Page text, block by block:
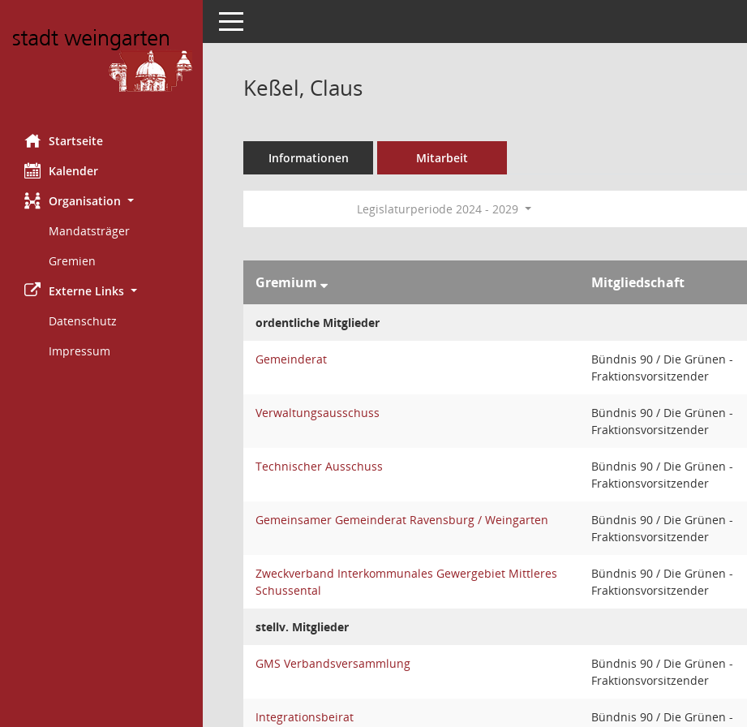
Startseite
Kalender
Organisation
Mandatsträger
Gremien
Externe Links
Datenschutz
Impressum
Toggle navigation
Keßel, Claus
Informationen Mitarbeit
Legislaturperiode 2024 - 2029
Gremium Mitgliedschaft
ordentliche Mitglieder
Gemeinderat
Bündnis 90 / Die Grünen -
Fraktionsvorsitzender
Verwaltungsausschuss
Bündnis 90 / Die Grünen -
Fraktionsvorsitzender
Technischer Ausschuss
Bündnis 90 / Die Grünen -
Fraktionsvorsitzender
Gemeinsamer Gemeinderat Ravensburg / Weingarten
Bündnis 90 / Die Grünen -
Fraktionsvorsitzender
Zweckverband Interkommunales Gewergebiet Mittleres
Schussental
Bündnis 90 / Die Grünen -
Fraktionsvorsitzender
stellv. Mitglieder
GMS Verbandsversammlung
Bündnis 90 / Die Grünen -
Fraktionsvorsitzender
Integrationsbeirat
Bündnis 90 / Die Grünen -